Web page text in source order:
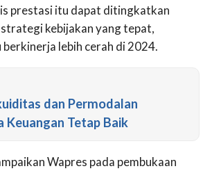
prestasi itu dapat ditingkatkan
kebijakan yang tepat,
berkinerja lebih cerah di 2024.
dan Permodalan
Keuangan Tetap Baik
Wapres pada pembukaan